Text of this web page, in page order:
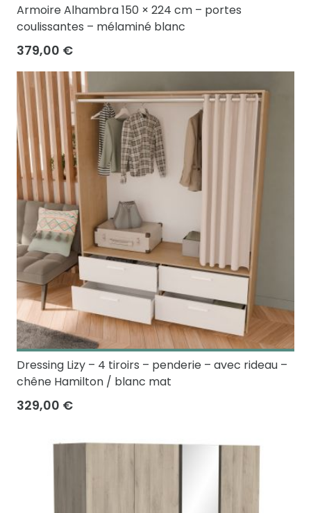
Armoire Alhambra 150 × 224 cm – portes
coulissantes – mélaminé blanc
379,00 €
Dressing Lizy – 4 tiroirs – penderie – avec rideau –
chêne Hamilton / blanc mat
329,00 €